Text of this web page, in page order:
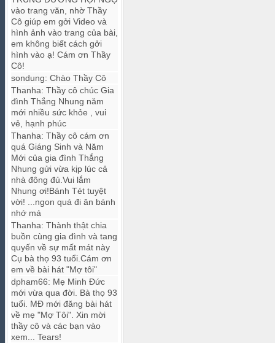
vào trang văn, nhờ Thầy
Cô giúp em gởi Video và
hình ảnh vào trang của bài,
em không biết cách gởi
hình vào ạ! Cám ơn Thầy
Cô!
sondung: Chào Thầy Cô
Thanha: Thầy cô chúc Gia
đình Thắng Nhung năm
mới nhiều sức khỏe , vui
vẻ, hạnh phúc
Thanha: Thầy cô cám ơn
quá Giáng Sinh và Năm
Mới của gia đình Thắng
Nhung gửi vừa kịp lúc cả
nhà đông đủ.Vui lắm
Nhung ơi!Bánh Tét tuyệt
vời! ...ngon quá đi ăn bánh
nhớ má
Thanha: Thành thật chia
buồn cùng gia đình và tang
quyến về sự mất mát này
Cụ bà thọ 93 tuổi.Cám ơn
em về bài hát "Mợ tôi"
dpham66: Mẹ Minh Đức
mới vừa qua đời. Bà thọ 93
tuổi. MĐ mới đăng bài hát
về mẹ "Mợ Tôi". Xin mời
thầy cô và các bạn vào
xem... Tears!